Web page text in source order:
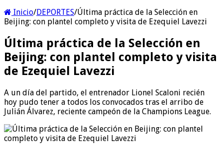
Inicio/DEPORTES/Última práctica de la Selección en
Beijing: con plantel completo y visita de Ezequiel Lavezzi
Última práctica de la Selección en
Beijing: con plantel completo y visita
de Ezequiel Lavezzi
A un día del partido, el entrenador Lionel Scaloni recién
hoy pudo tener a todos los convocados tras el arribo de
Julián Álvarez, reciente campeón de la Champions League.